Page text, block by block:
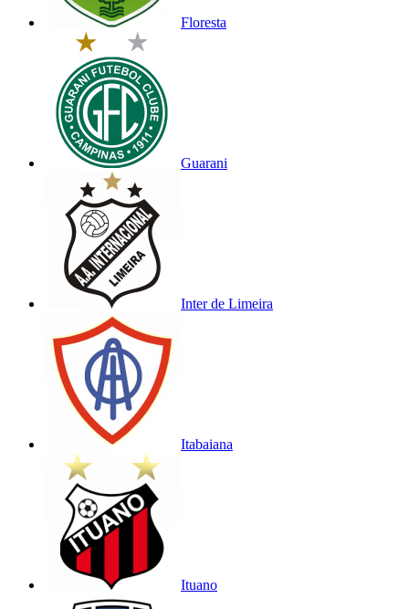
Floresta
Guarani
Inter de Limeira
Itabaiana
Ituano